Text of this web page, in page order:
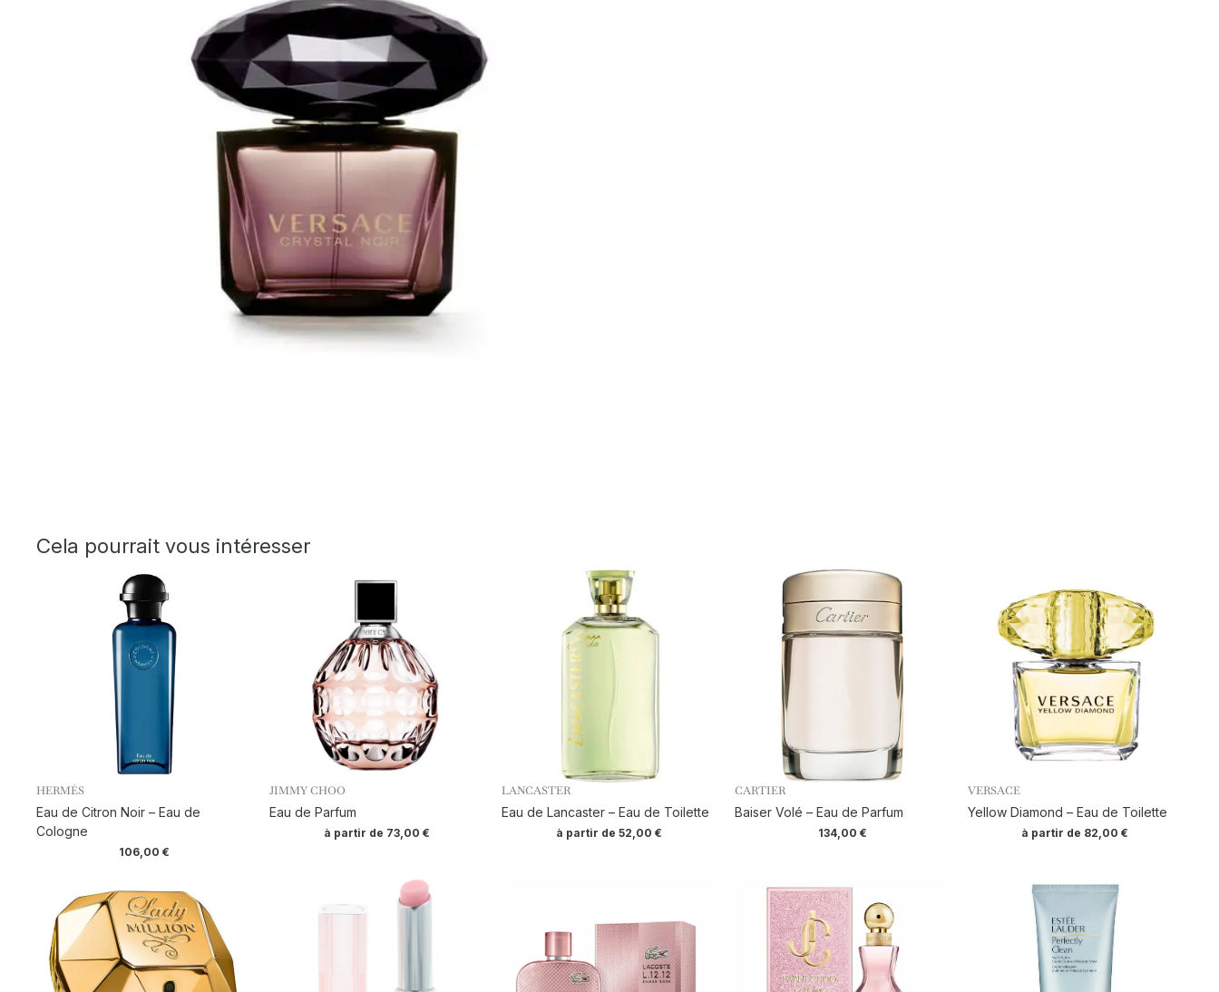
Cela pourrait vous intéresser
HERMÈS
Eau de Citron Noir – Eau de
Cologne
106,00 €
JIMMY CHOO
Eau de Parfum
à partir de 73,00 €
LANCASTER
Eau de Lancaster – Eau de Toilette
à partir de52,00€
CARTIER
Baiser Volé – Eau de Parfum
134,00 €
VERSACE
Yellow Diamond – Eau de Toilette
à partir de 82,00€